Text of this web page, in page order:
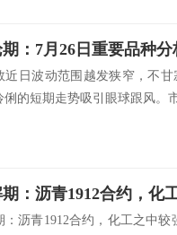
：7月26日重要品种
近日波动范围越发狭窄，不
俐的短期走势吸引眼球跟风。
：沥青1912合约，化工之中较